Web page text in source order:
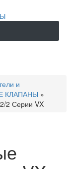
и
КЛАПАНЫ
2 Серии VX